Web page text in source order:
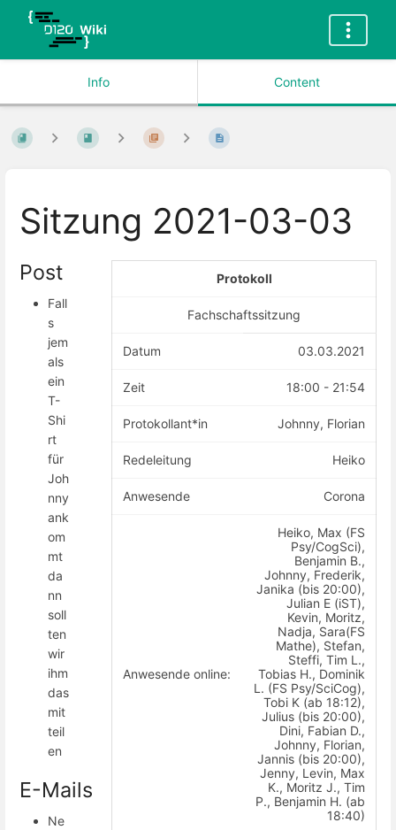
Info Content
Sitzung 2021-03-03
Protokoll
Fachschaftssitzung
Datum 03.03.2021
Zeit 18:00 - 21:54
Protokollant*in Johnny, Florian
Redeleitung Heiko
Anwesende Corona
Anwesende online:
Heiko, Max (FS
Psy/CogSci),
Benjamin B.,
Johnny, Frederik,
Janika (bis 20:00),
Julian E (iST),
Kevin, Moritz,
Nadja, Sara(FS
Mathe), Stefan,
Steffi, Tim L.,
Tobias H., Dominik
L. (FS Psy/SciCog),
Tobi K (ab 18:12),
Julius (bis 20:00),
Dini, Fabian D.,
Johnny, Florian,
Jannis (bis 20:00),
Jenny, Levin, Max
K., Moritz J., Tim
P., Benjamin H. (ab
18:40)
Post
Fall
s
jem
als
ein
T-
Shi
rt
für
Joh
nny
ank
om
mt
da
nn
soll
ten
wir
ihm
das
mit
teil
en
E-Mails
Ne